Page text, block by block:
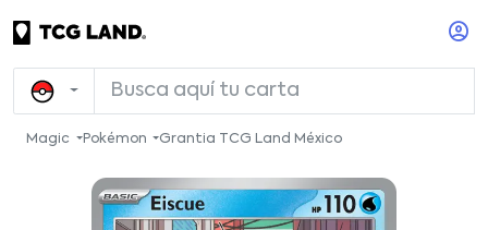
Magic Pokémon Grantia TCG Land México